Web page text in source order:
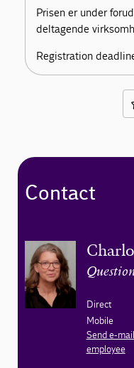
Prisen er under
deltagende
Registration
Contact
Direct
Mobile
Send e-
employee